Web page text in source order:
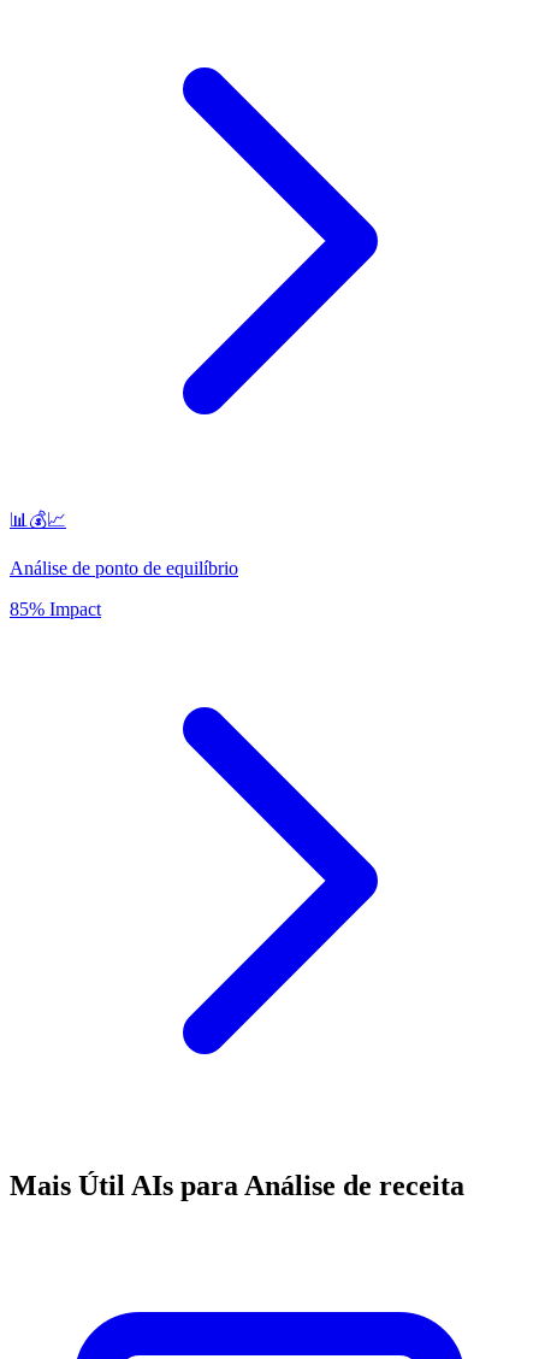
📊💰📈
Análise de ponto de equilíbrio
85% Impact
Mais Útil AIs para Análise de receita